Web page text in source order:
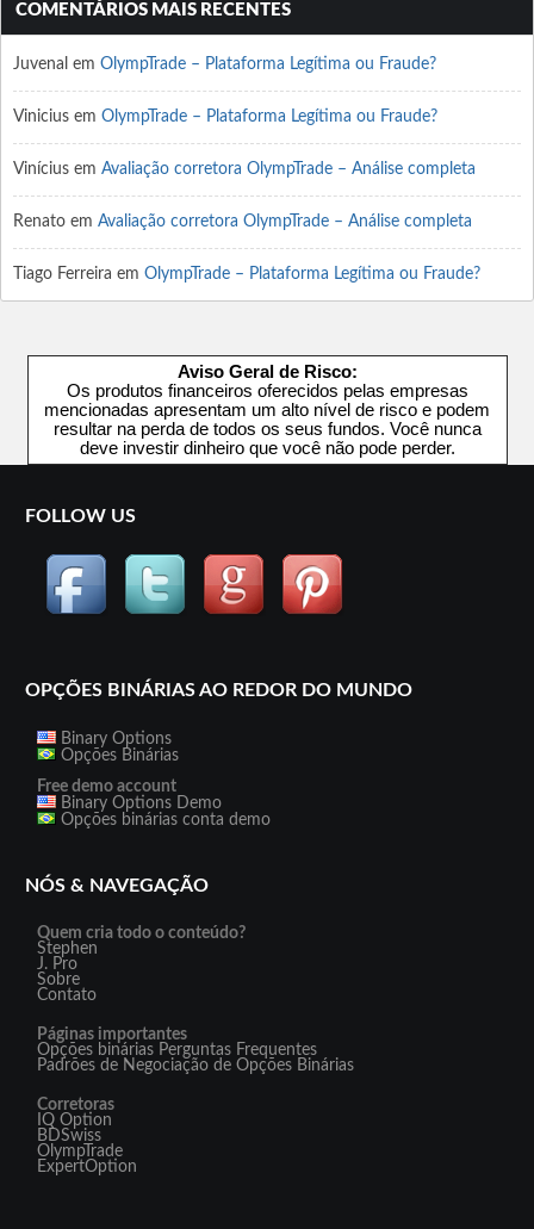
COMENTÁRIOS MAIS RECENTES
Juvenal em OlympTrade – Plataforma Legítima ou Fraude?
Vinicius em OlympTrade – Plataforma Legítima ou Fraude?
Vinícius em Avaliação corretora OlympTrade – Análise completa
Renato em Avaliação corretora OlympTrade – Análise completa
Tiago Ferreira em OlympTrade – Plataforma Legítima ou Fraude?
Aviso Geral de Risco:
Os produtos financeiros oferecidos pelas empresas
mencionadas apresentam um alto nível de risco e podem
resultar na perda de todos os seus fundos. Você nunca
deve investir dinheiro que você não pode perder.
FOLLOW US
OPÇÕES BINÁRIAS AO REDOR DO MUNDO
Binary Options
Opções Binárias
Free demo account
Binary Options Demo
Opções binárias conta demo
NÓS & NAVEGAÇÃO
Quem cria todo o conteúdo?
Stephen
J. Pro
Sobre
Contato
Páginas importantes
Opções binárias Perguntas Frequentes
Padrões de Negociação de Opções Binárias
Corretoras
IQ Option
BDSwiss
OlympTrade
ExpertOption